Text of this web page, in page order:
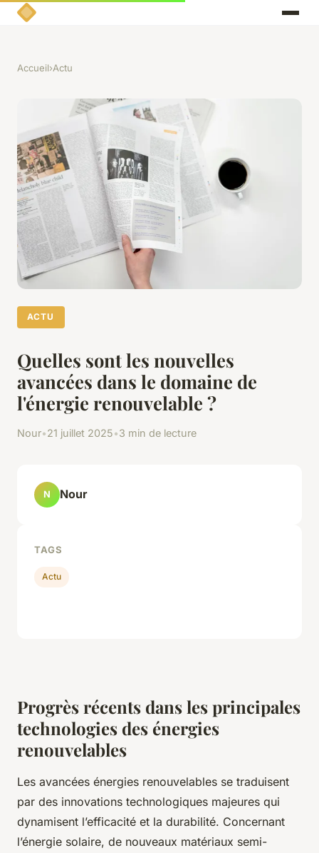
Accueil›Actu
ACTU
Quelles sont les nouvelles
avancées dans le domaine de
l'énergie renouvelable ?
Nour•21 juillet 2025•3 min de lecture
Progrès récents dans les principales
technologies des énergies
renouvelables
Les avancées énergies renouvelables se traduisent
par des innovations technologiques majeures qui
dynamisent l’efficacité et la durabilité. Concernant
l’énergie solaire, de nouveaux matériaux semi-
N Nour
TAGS
Actu